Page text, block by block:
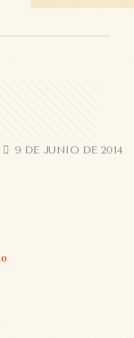
9 DE JUNIO DE 2014